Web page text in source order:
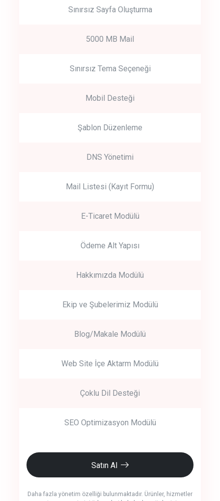
Sınırsız Sayfa Oluşturma
5000 MB Mail
Sınırsız Tema Seçeneği
Mobil Desteği
Şablon Düzenleme
DNS Yönetimi
Mail Listesi (Kayıt Formu)
E-Ticaret Modülü
Ödeme Alt Yapısı
Hakkımızda Modülü
Ekip ve Şubelerimiz Modülü
Blog/Makale Modülü
Web Site İçe Aktarm Modülü
Çoklu Dil Desteği
SEO Optimizasyon Modülü
Satın Al
Daha fazla yönetim özelliği bulunmaktadır. Ürünler, hizmetler